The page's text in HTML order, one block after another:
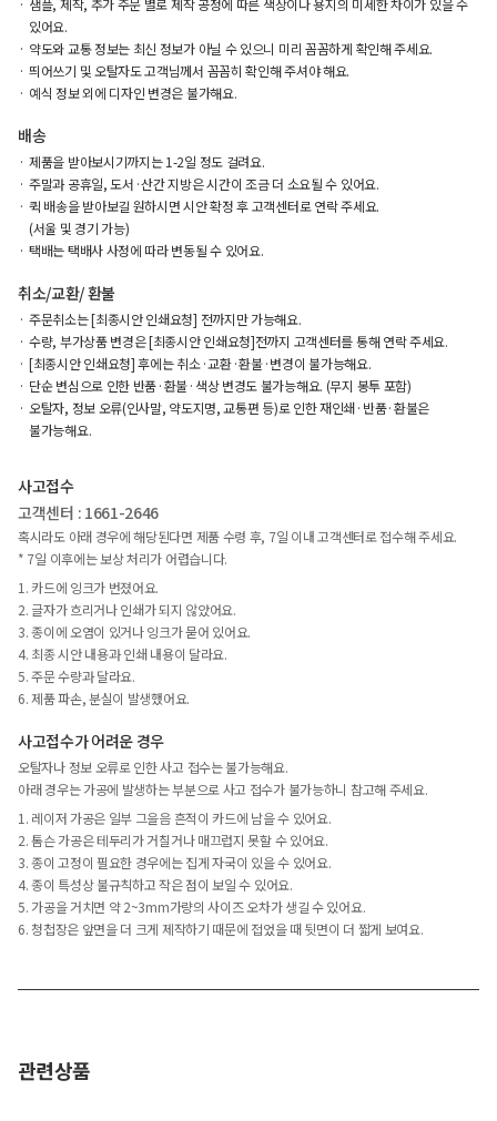
있어요.
약도와 교통 정보는 최신 정보가 아닐 수 있으니 미리 꼼꼼하게 확인해 주세요.
띄어쓰기 및 오탈자도 고객님께서 꼼꼼히 확인해 주셔야 해요.
예식 정보 외에 디자인 변경은 불가해요.
배송
제품을 받아보시기까지는 1-2일 정도 걸려요.
주말과 공휴일, 도서·산간 지방은 시간이 조금 더 소요될 수 있어요.
퀵 배송을 받아보길 원하시면 시안 확정 후 고객센터로 연락 주세요.
(서울 및 경기 가능)
택배는 택배사 사정에 따라 변동될 수 있어요.
취소/교환/ 환불
주문취소는 [최종시안 인쇄요청] 전까지만 가능해요.
수량, 부가상품 변경은 [최종시안 인쇄요청]전까지 고객센터를 통해 연락 주세요.
[최종시안 인쇄요청] 후에는 취소·교환·환불·변경이 불가능해요.
단순 변심으로 인한 반품·환불·색상 변경도 불가능해요. (무지 봉투 포함)
오탈자, 정보 오류(인사말, 약도지명, 교통편 등)로 인한 재인쇄·반품·환불은
불가능해요.
사고접수
고객센터 : 1661-2646
혹시라도 아래 경우에 해당된다면 제품 수령 후, 7일 이내 고객센터로 접수해 주세요.
* 7일 이후에는 보상 처리가 어렵습니다.
1. 카드에 잉크가 번졌어요.
2. 글자가 흐리거나 인쇄가 되지 않았어요.
3. 종이에 오염이 있거나 잉크가 묻어 있어요.
4. 최종 시안 내용과 인쇄 내용이 달라요.
5. 주문 수량과 달라요.
6. 제품 파손, 분실이 발생했어요.
사고접수가 어려운 경우
오탈자나 정보 오류로 인한 사고 접수는 불가능해요.
아래 경우는 가공에 발생하는 부분으로 사고 접수가 불가능하니 참고해 주세요.
1. 레이저 가공은 일부 그을음 흔적이 카드에 남을 수 있어요.
2. 톰슨 가공은 테두리가 거칠거나 매끄럽지 못할 수 있어요.
3. 종이 고정이 필요한 경우에는 집게 자국이 있을 수 있어요.
4. 종이 특성상 불규칙하고 작은 점이 보일 수 있어요.
5. 가공을 거치면 약 2~3mm가량의 사이즈 오차가 생길 수 있어요.
6. 청첩장은 앞면을 더 크게 제작하기 때문에 접었을 때 뒷면이 더 짧게 보여요.
관련상품